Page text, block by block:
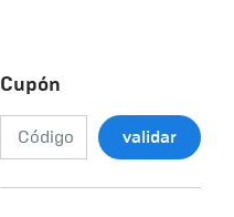
Cupón
validar